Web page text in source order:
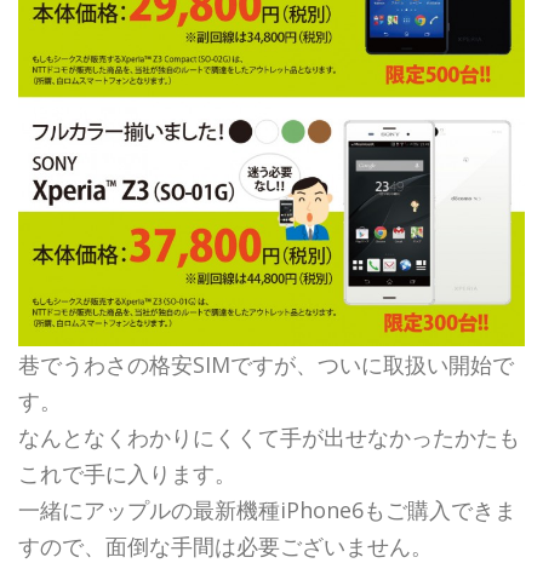
巷でうわさの格安SIMですが、ついに取扱い開始で
す。
なんとなくわかりにくくて手が出せなかったかたも
これで手に入ります。
一緒にアップルの最新機種iPhone6もご購入できま
すので、面倒な手間は必要ございません。